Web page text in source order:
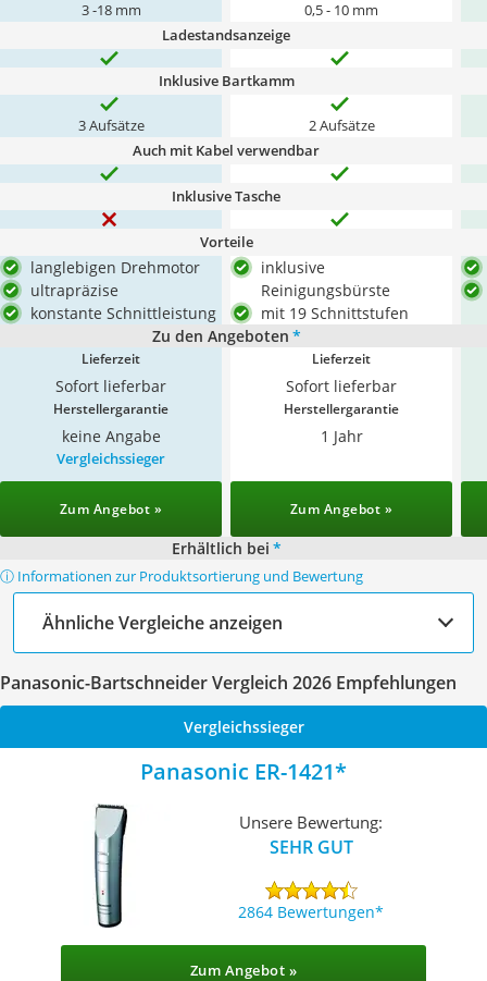
3 -18 mm 0,5 - 10 mm
Ladestandsanzeige
Inklusive Bartkamm
3 Aufsätze 2 Aufsätze
Auch mit Kabel verwendbar
Inklusive Tasche
Vorteile
langlebigen Drehmotor
ultrapräzise
konstante Schnittleistung
inklusive
Reinigungsbürste
mit 19 Schnittstufen
Zu den Angeboten *
Lieferzeit
Sofort lieferbar
Lieferzeit
Sofort lieferbar
Herstellergarantie
keine Angabe
Herstellergarantie
1 Jahr
Vergleichssieger
Zum Angebot » Zum Angebot »
Erhältlich bei *
ⓘ Informationen zur Produktsortierung und Bewertung
Ähnliche Vergleiche anzeigen
Panasonic-Bartschneider Vergleich 2026 Empfehlungen
Vergleichssieger
Panasonic ER-1421
Unsere Bewertung:
SEHR GUT
2864 Bewertungen
Zum Angebot »